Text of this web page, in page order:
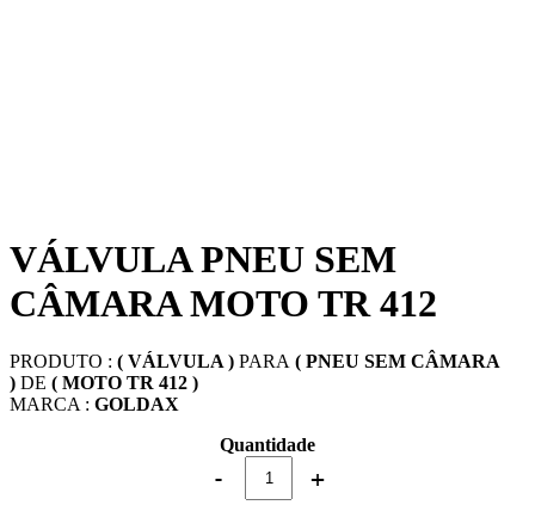
VÁLVULA PNEU SEM
CÂMARA MOTO TR 412
PRODUTO : ( VÁLVULA ) PARA ( PNEU SEM CÂMARA
) DE ( MOTO TR 412 )
MARCA : GOLDAX
Quantidade